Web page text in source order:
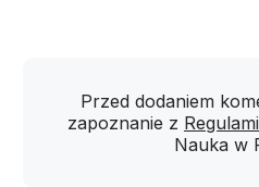
Przed dodaniem
zapoznanie z
Nauka w